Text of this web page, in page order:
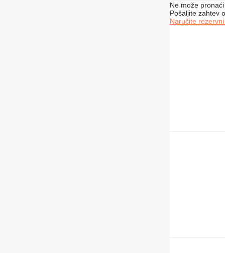
Ne može
Pošaljite zahtev
Naručite